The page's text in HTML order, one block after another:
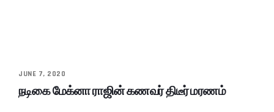
JUNE 7, 2020
நடிகை மேக்னா ராஜின் கணவர் திடீர் மரணம்